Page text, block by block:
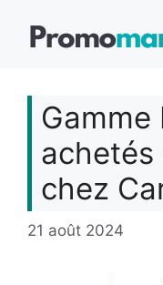
Gamme
achetés
chez
21 août 2024